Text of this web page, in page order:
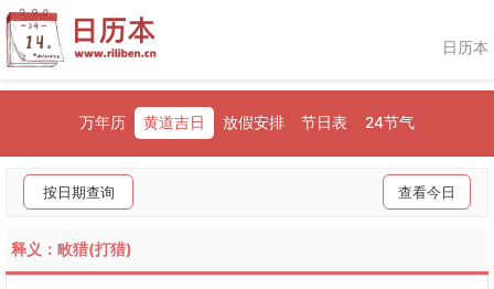
日历本
万年历 黄道吉日 放假安排 节日表 24节气
按日期查询 查看今日
释义：畋猎(打猎)